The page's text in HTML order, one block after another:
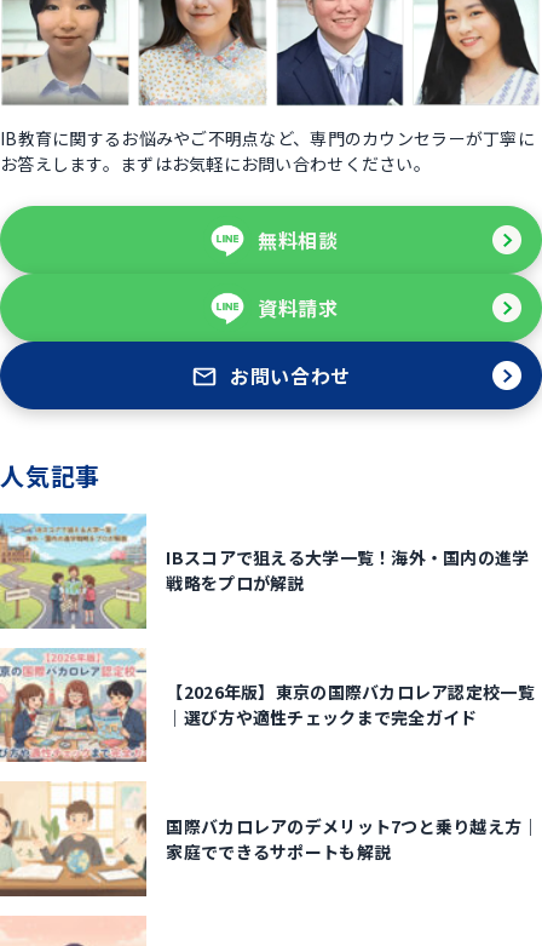
IB教育に関するお悩みやご不明点など、専門のカウンセラーが丁寧に
お答えします。まずはお気軽にお問い合わせください。
無料相談
資料請求
お問い合わせ
人気記事
IBスコアで狙える大学一覧！海外・国内の進学
戦略をプロが解説
【2026年版】東京の国際バカロレア認定校一覧
｜選び方や適性チェックまで完全ガイド
国際バカロレアのデメリット7つと乗り越え方｜
家庭でできるサポートも解説